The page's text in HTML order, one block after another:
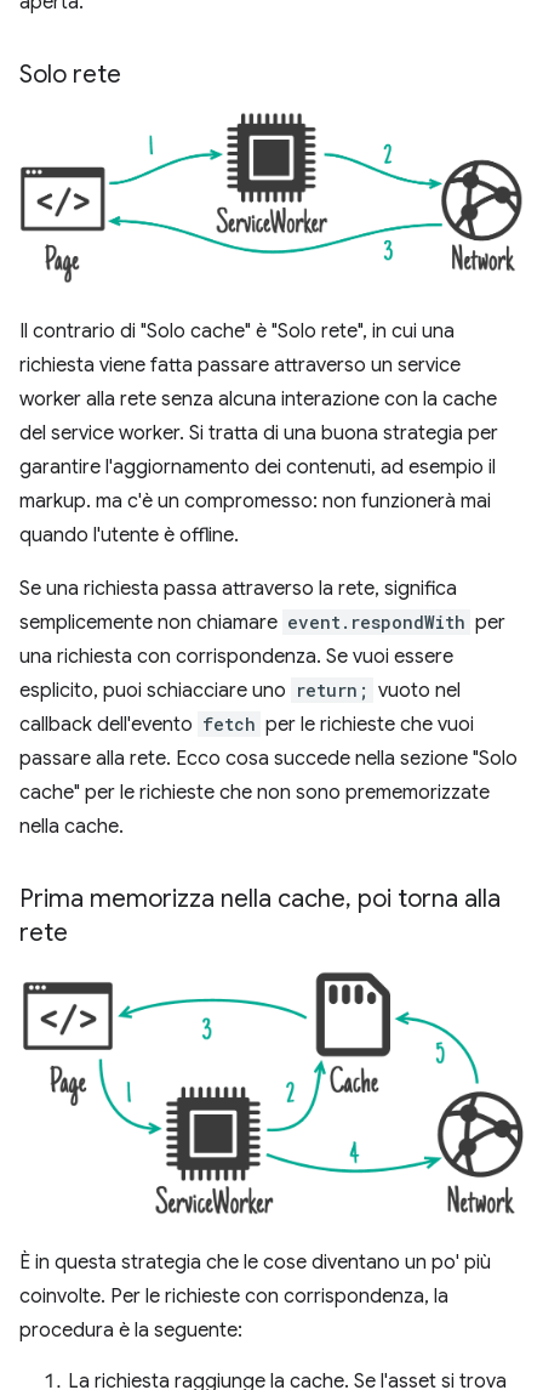
Solo rete
Il contrario di "Solo cache" è "Solo rete", in cui una
richiesta viene fatta passare attraverso un service
worker alla rete senza alcuna interazione con la cache
del service worker. Si tratta di una buona strategia per
garantire l'aggiornamento dei contenuti, ad esempio il
markup. ma c'è un compromesso: non funzionerà mai
quando l'utente è offline.
Se una richiesta passa attraverso la rete, significa
semplicemente non chiamare event.respondWith per
una richiesta con corrispondenza. Se vuoi essere
esplicito, puoi schiacciare uno return; vuoto nel
callback dell'evento fetch per le richieste che vuoi
passare alla rete. Ecco cosa succede nella sezione "Solo
cache" per le richieste che non sono prememorizzate
nella cache.
Prima memorizza nella cache, poi torna alla
rete
È in questa strategia che le cose diventano un po' più
coinvolte. Per le richieste con corrispondenza, la
procedura è la seguente:
La richiesta raggiunge la cache. Se l'asset si trova